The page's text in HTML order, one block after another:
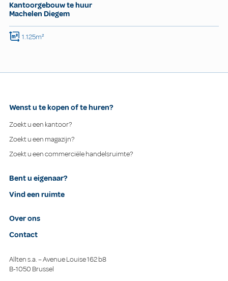
Kantoorgebouw te huur
Machelen Diegem
1.125m²
Wenst u te kopen of te huren?
Zoekt u een kantoor?
Zoekt u een magazijn?
Zoekt u een commerciële handelsruimte?
Bent u eigenaar?
Vind een ruimte
Over ons
Contact
Allten s.a. – Avenue Louise 162 b8
B-1050 Brussel